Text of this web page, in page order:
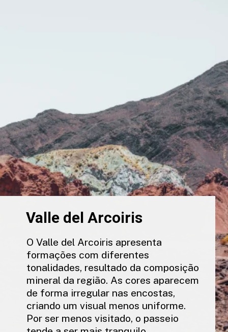
Valle del Arcoiris
O Valle del Arcoiris apresenta
formações com diferentes
tonalidades, resultado da composição
mineral da região. As cores aparecem
de forma irregular nas encostas,
criando um visual menos uniforme.
Por ser menos visitado, o passeio